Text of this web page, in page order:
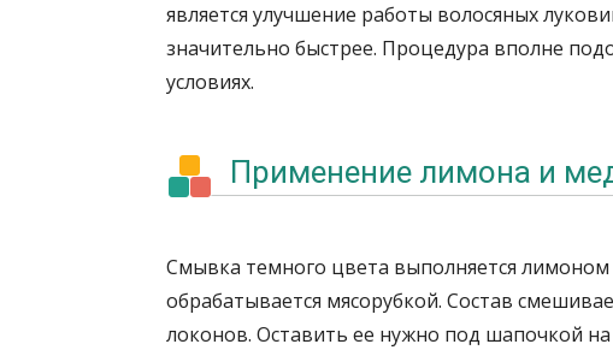
является улучшение работы волосяных
значительно быстрее. Процедура вполне
условиях.
Применение лимона и
Смывка темного цвета выполняется
обрабатывается мясорубкой. Состав
локонов. Оставить ее нужно под шапочкой